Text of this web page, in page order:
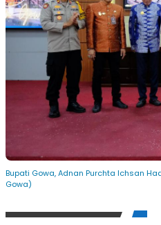
Bupati Gowa, Adnan Purchta Ichsan
Gowa)